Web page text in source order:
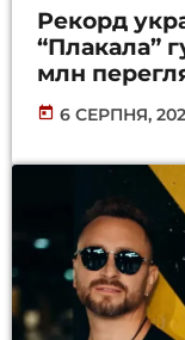
Рекорд
“Плакала”
млн
today 6 СЕРПНЯ,